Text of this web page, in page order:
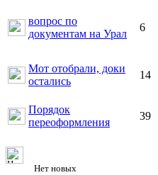
вопрос по
документам на Урал
6
Мот отобрали, доки
остались
14
Порядок
переоформления
39
Нет новых